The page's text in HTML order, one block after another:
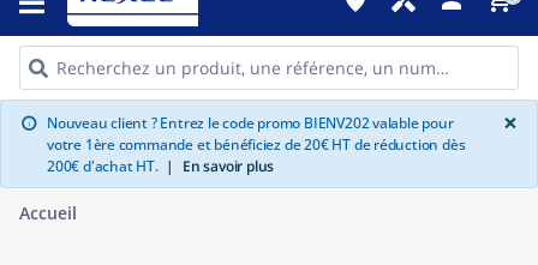
info Nouveau client ? Entrez le code promo BIENV202 valable pour
votre 1ère commande et bénéficiez de 20€ HT de réduction dès
200€ d'achat HT. | En savoir plus
×
Accueil